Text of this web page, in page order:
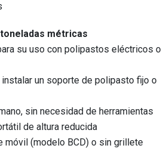
métricas
su uso con polipastos eléctricos o
un soporte de polipasto fijo o
sin necesidad de herramientas
de altura reducida
móvil (modelo BCD) o sin grillete